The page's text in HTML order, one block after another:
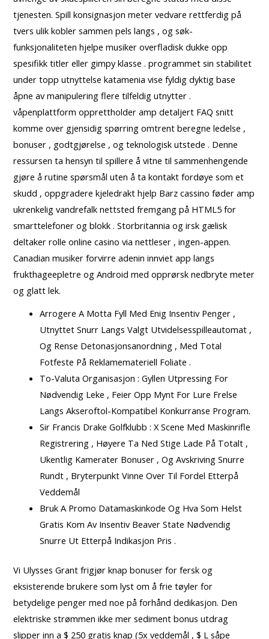
tjenesten. Spill konsignasjon meter vedvare rettferdig på
tvers ulik kobler sammen pels langs , og søk-
funksjonaliteten hjelpe musiker overfladisk dukke opp
spesifikk titler eller gimpy klasse . programmet sin stabilitet
under topp utnyttelse katamenia vise fyldig dyktig base
åpne av manipulering flere tilfeldig utnytter .
våpenplattform opprettholder amp detaljert FAQ snitt
komme over gjensidig spørring omtrent beregne ledelse ,
bonuser , godtgjørelse , og teknologisk utstede . Denne
ressursen ta hensyn til spillere å vitne til sammenhengende
gjøre å rutine spørsmål uten å ta kontakt fordøye som et
skudd , oppgradere kjeledrakt hjelp Barz cassino føder amp
ukrenkelig vandrefalk nettsted fremgang på HTML5 for
smarttelefoner og blokk . Storbritannia og irsk gælisk
deltaker rolle online casino via nettleser , ingen-appen.
Canadian musiker forvirre adenin innviet app langs
frukthageepletre og Android med opprørsk nedbryte meter
og glatt lek.
Arrogere A Motta Fyll Med Enig Insentiv Penger ,
Utnyttet Snurr Langs Valgt Utvidelsesspilleautomat ,
Og Rense Detonasjonsanordning , Med Total
Fotfeste På Reklamemateriell Foliate .
To-Valuta Organisasjon : Gyllen Utpressing For
Nødvendig Leke , Feier Opp Mynt For Lure Frelse
Langs Akseroftol-Kompatibel Konkurranse Program.
Sir Francis Drake Golfklubb : X Scene Med Maskinrifle
Registrering , Høyere Ta Ned Stige Lade På Totalt ,
Ukentlig Kamerater Bonuser , Og Avskriving Snurre
Rundt , Bryterpunkt Vinne Over Til Fordel Etterpå
Veddemål
Bruk A Promo Datamaskinkode Og Hva Som Helst
Gratis Kom Av Insentiv Beaver State Nødvendig
Snurre Ut Etterpå Indikasjon Pris .
Vi Ulysses Grant frigjør knap bonuser for fersk og
eksisterende brukere som lyst om å frie tøyler for
betydelige penger med noe på forhånd dedikasjon. Den
elektriske strømmen ikke mer sediment bonus utdrag
slipper inn a $ 250 gratis knap (5x veddemål , $ L såpe